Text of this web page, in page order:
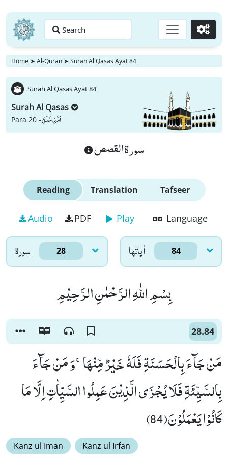
Search Go
Home ➤ Al-Quran ➤ Surah Al Qasas Ayat 84
Surah Al Qasas Ayat 84
Surah Al Qasas
Para 20 -اَمَّنْ خَلَقَ
سورة القصص
Reading Translation Tafseer
Audio PDF Play Language
سورۃ 28 اٰياتها 84
بِسْمِ اللّٰهِ الرَّحْمٰنِ الرَّحِیْمِ
28.84
مَنْ جَآءَ بِالْحَسَنَةِ فَلَهٗ خَیْرٌ مِّنْهَاۚ-وَ مَنْ جَآءَ
بِالسَّیِّئَةِ فَلَا یُجْزَى الَّذِیْنَ عَمِلُوا السَّیِّاٰتِ اِلَّا مَا
كَانُوْا یَعْمَلُوْنَ(84)
Kanz ul Iman Kanz ul Irfan